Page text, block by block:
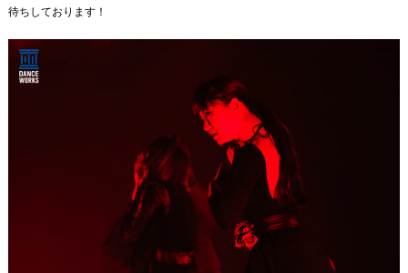
待ちしております！